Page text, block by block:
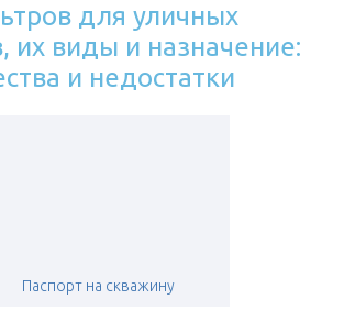
для уличных
их виды и назначение:
и недостатки
Паспорт на скважину